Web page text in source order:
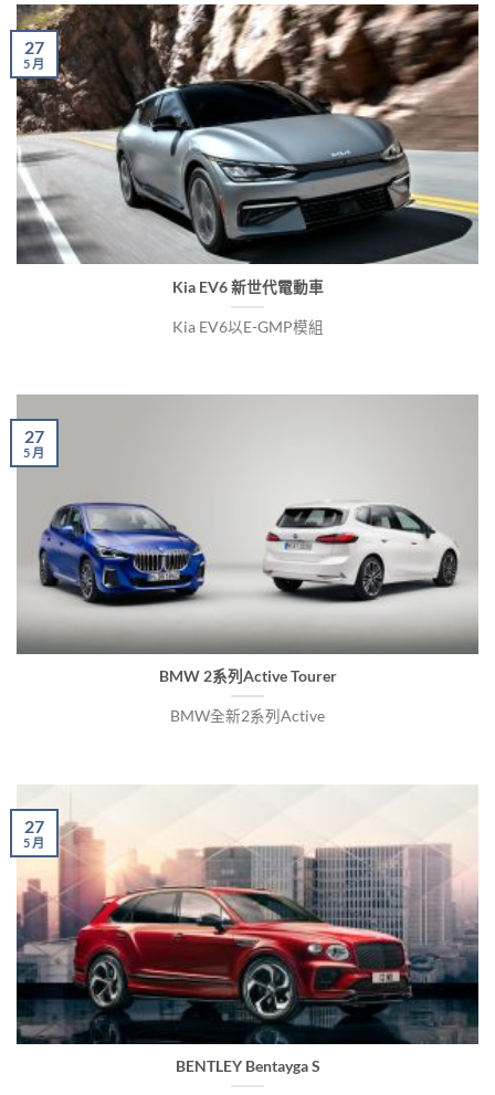
Kia EV6 新世代電動車
Kia EV6以E-GMP模組
27
5 月
BMW 2系列Active Tourer
BMW全新2系列Active
27
5 月
BENTLEY Bentayga S
27
5 月